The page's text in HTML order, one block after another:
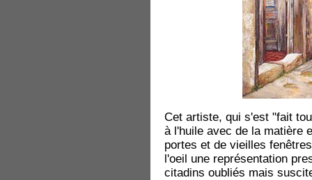
Cet artiste, qui s'est "fait
à l'huile avec de la matière
portes et de vieilles
l'oeil une représentation
citadins oubliés mais